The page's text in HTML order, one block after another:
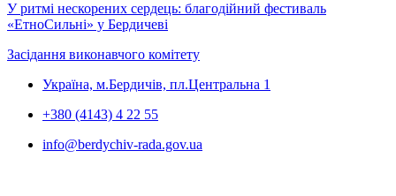
У ритмі нескорених сердець: благодійний фестиваль
«ЕтноСильні» у Бердичеві
Засідання виконавчого комітету
Україна, м.Бердичів, пл.Центральна 1
+380 (4143) 4 22 55
info@berdychiv-rada.gov.ua